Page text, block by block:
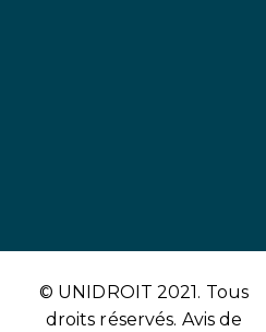
© UNIDROIT 2021. Tous
droits réservés. Avis de